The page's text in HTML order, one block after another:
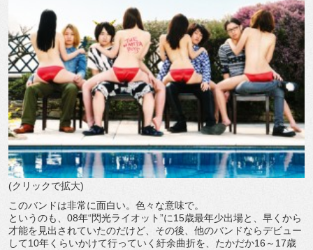
(クリックで拡大)
このバンドは非常に面白い。色々な意味で。
というのも、08年“閃光ライオット”に15歳最年少出場と、早くから
才能を見出されていたのだけど、その後、他のバンドならデビュー
して10年くらいかけて行っていく紆余曲折を、たかだか16～17歳